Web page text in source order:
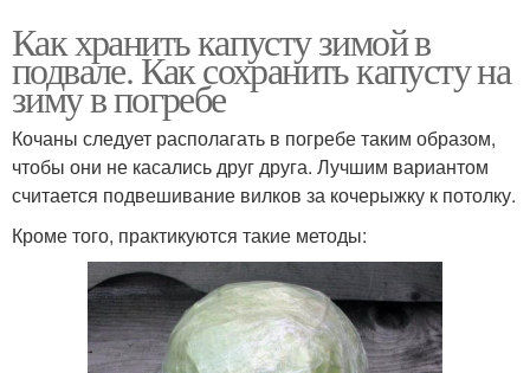
Как хранить капусту зимой в
подвале. Как сохранить капусту на
зиму в погребе
Кочаны следует располагать в погребе таким образом,
чтобы они не касались друг друга. Лучшим вариантом
считается подвешивание вилков за кочерыжку к потолку.
Кроме того, практикуются такие методы: